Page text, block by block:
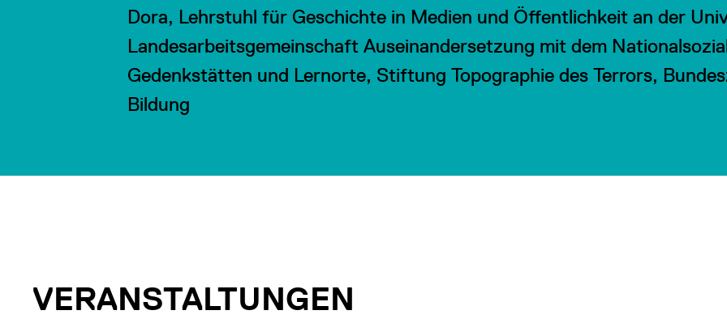
Dora, Lehrstuhl für Geschichte in Medien und Öffentlichkeit an der
Landesarbeitsgemeinschaft Auseinandersetzung mit dem
Gedenkstätten und Lernorte, Stiftung Topographie des Terrors,
Bildung
VERANSTALTUNGEN